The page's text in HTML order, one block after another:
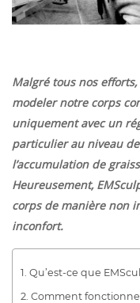
Malgré tous nos
modeler notre corps
uniquement avec un
particulier au niveau
l’accumulation de
Heureusement,
corps de manière non
inconfort.
Qu’est-ce que
Comment fonctionne